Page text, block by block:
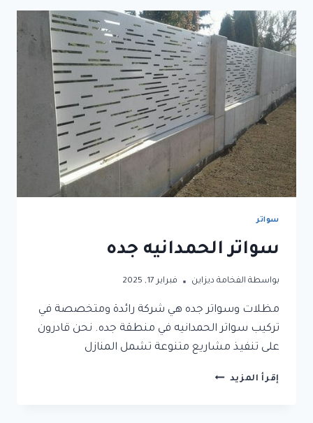
سواتر
سواتر الحمدانيه جده
بواسطة الفخامة ديزاين فبراير 17, 2025
مظلات وسواتر جده هي شركة رائدة ومتخصصة في
تركيب سواتر الحمدانيه في منطقة جده. نحن قادرون
على تنفيذ مشاريع متنوعة تشمل المنازل
إقرأ المزيد سواتر